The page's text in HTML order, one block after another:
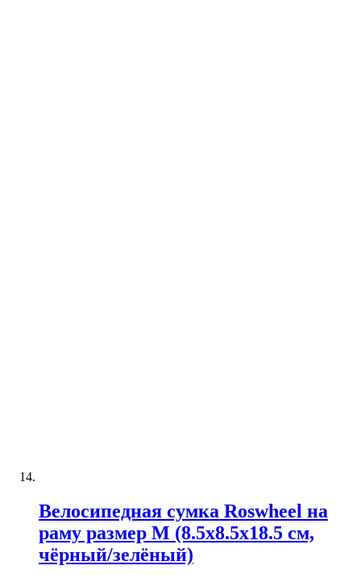
Велосипедная сумка Roswheel на
раму размер M (8.5х8.5х18.5 см,
чёрный/зелёный)